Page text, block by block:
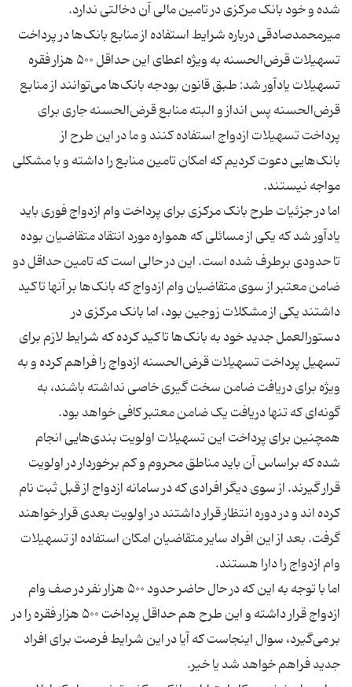
میرمحمدصادقی درباره‌ شرایط استفاده از منابع بانک‌ها در پرداخت
تسهیلات قرض‌الحسنه به ویژه اعطای این حداقل ۵۰۰ هزار فقره
تسهیلات یادآور شد: طبق قانون بودجه بانک‌ها می‌توانند از منابع
قرض‌الحسنه پس انداز و البته منابع قرض‌الحسنه جاری برای
پرداخت تسهیلات ازدواج استفاده کنند و ما در این طرح از
بانک‌هایی دعوت کردیم که امکان تامین منابع را داشته و با مشکلی
اما در جزئیات طرح بانک مرکزی برای پرداخت وام ازدواج فوری باید
یادآور شد که یکی از مسائلی که همواره مورد انتقاد متقاضیان بوده
تا حدودی برطرف شده است. این در حالی است که تامین حداقل دو
ضامن معتبر از سوی متقاضیان وام ازدواج که بانک‌ها بر آنها تاکید
داشتند یکی از مشکلات زوجین بود، اما بانک مرکزی در
دستورالعمل جدید خود به بانک‌ها تاکید کرده که شرایط لازم برای
تسهیل پرداخت تسهیلات قرض‌الحسنه ازدواج را فراهم کرده و به
ویژه برای دریافت ضامن سخت‌ گیری خاصی نداشته باشند، به
همچنین برای پرداخت این تسهیلات اولویت‌ بندی‌هایی انجام
شده که براساس آن باید مناطق محروم و کم برخوردار در اولویت
قرار گیرند. از سوی دیگر افرادی که در سامانه ازدواج از قبل ثبت نام
کرده اند و در دوره انتظار قرار داشتند در اولویت بعدی قرار خواهند
گرفت. بعد از این افراد سایر متقاضیان امکان استفاده از تسهیلات
اما با توجه به این که در حال حاضر حدود ۵۰۰ هزار نفر در صف وام
ازدواج قرار داشته و این طرح هم حداقل پرداخت ۵۰۰ هزار فقره را در
بر می‌گیرد، سوال اینجاست که آیا در این شرایط فرصت برای افراد